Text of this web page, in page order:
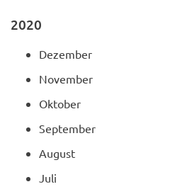
2020
Dezember
November
Oktober
September
August
Juli